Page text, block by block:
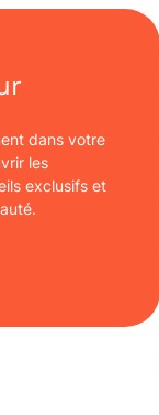
dans votre
les
exclusifs et